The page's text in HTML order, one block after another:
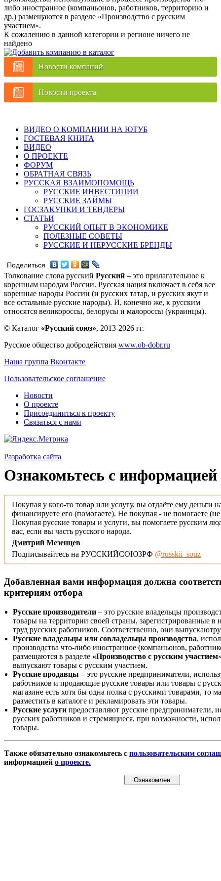
либо иностранное (компаньонов, работников, территорию и
др.) размещаются в разделе «Производство с русским
участием».
К сожалению в данной категории и регионе ничего не
найдено
Новости компаний
Новости проекта
ВИДЕО О КОМПАНИИ НА ЮТУБ
ГОСТЕВАЯ КНИГА
ВИДЕО
О ПРОЕКТЕ
ФОРУМ
ОБРАТНАЯ СВЯЗЬ
РУССКАЯ ВЗАИМОПОМОЩЬ
РУССКИЕ ИНВЕСТИЦИИ
РУССКИЕ ЗАЙМЫ
ГОСЗАКУПКИ И ТЕНДЕРЫ
СТАТЬИ
РУССКИЙ ОПЫТ В ЭКОНОМИКЕ
ПОЛЕЗНЫЕ СОВЕТЫ
РУССКИЕ И НЕРУССКИЕ БРЕНДЫ
Поделиться
Толкование слова русский Русский – это прилагательное к
коренным народам России. Русская нация включает в себя все
коренные народы России (и русских татар, и русских якут и
все остальные русские народы). И, конечно же, к русским
относятся великороссы, белорусы и малороссы (украинцы).
© Каталог «Русский союз», 2013-2026 гг.
Русское общество добродействия www.ob-dobr.ru
Наша группа Вконтакте
Пользовательское соглашение
Новости
О проекте
Присоединиться к проекту
Связаться с нами
Разработка сайта
Ознакомьтесь с информацией
Покупая у кого-то товар или услугу, вы отдаёте ему деньги
финансируете его (помогаете). Не покупая - не помогаете
Покупая русские товары и услуги, вы помогаете русским
вас, если вы часть русского народа.
Дмитрий Мезенцев
Подписывайтесь на РУССКИЙСОЮЗРФ @russkii_souz
Добавленная вами информация должна
критериям отбора
Русские производители – это русские владельцы
товары на территории своей страны, зарегистрированные
труд русских работников. Соответственно, они
Русские владельцы или совладельцы производства,
производства что-либо иностранное (компаньонов,
размещаются в разделе «Производство с русским участием
выпускают товары с русским участием.
Русские продавцы – это русские предприниматели,
работников и продающие русские товары или товары с
магазине есть хотя бы одна полка с русскими товарами, то
разместить в каталоге и рекламировать эти товары.
Русские услуги предоставляют русские предприниматели,
русских работников и стремящиеся, при возможности,
товары.
Также обязательно ознакомьтесь с пользовательским
информацией о проекте.
Ознакомлен